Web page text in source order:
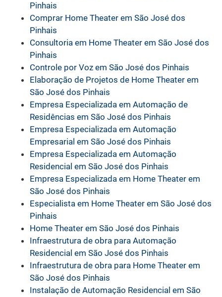
Pinhais
Comprar Home Theater em São José dos
Pinhais
Consultoria em Home Theater em São José dos
Pinhais
Controle por Voz em São José dos Pinhais
Elaboração de Projetos de Home Theater em
São José dos Pinhais
Empresa Especializada em Automação de
Residências em São José dos Pinhais
Empresa Especializada em Automação
Empresarial em São José dos Pinhais
Empresa Especializada em Automação
Residencial em São José dos Pinhais
Empresa Especializada em Home Theater em
São José dos Pinhais
Especialista em Home Theater em São José dos
Pinhais
Home Theater em São José dos Pinhais
Infraestrutura de obra para Automação
Residencial em São José dos Pinhais
Infraestrutura de obra para Home Theater em
São José dos Pinhais
Instalação de Automação Residencial em São